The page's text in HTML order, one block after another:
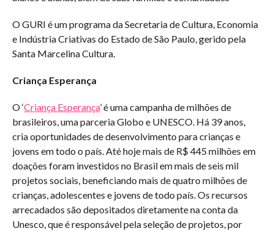
O GURI é um programa da Secretaria de Cultura, Economia
e Indústria Criativas do Estado de São Paulo, gerido pela
Santa Marcelina Cultura.
Criança Esperança
O ‘Criança Esperança’ é uma campanha de milhões de
brasileiros, uma parceria Globo e UNESCO. Há 39 anos,
cria oportunidades de desenvolvimento para crianças e
jovens em todo o país. Até hoje mais de R$ 445 milhões em
doações foram investidos no Brasil em mais de seis mil
projetos sociais, beneficiando mais de quatro milhões de
crianças, adolescentes e jovens de todo país. Os recursos
arrecadados são depositados diretamente na conta da
Unesco, que é responsável pela seleção de projetos, por